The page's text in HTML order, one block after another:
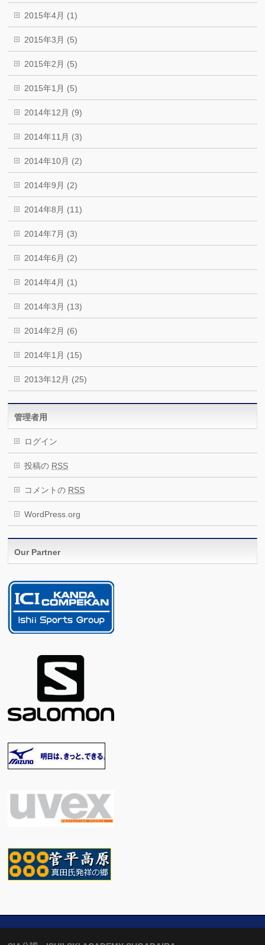
2015年4月 (1)
2015年3月 (5)
2015年2月 (5)
2015年1月 (5)
2014年12月 (9)
2014年11月 (3)
2014年10月 (2)
2014年9月 (2)
2014年8月 (11)
2014年7月 (3)
2014年6月 (2)
2014年4月 (1)
2014年3月 (13)
2014年2月 (6)
2014年1月 (15)
2013年12月 (25)
管理者用
ログイン
投稿の RSS
コメントの RSS
WordPress.org
Our Partner